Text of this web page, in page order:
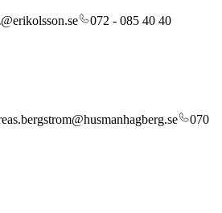
072 - 085 40 40
070